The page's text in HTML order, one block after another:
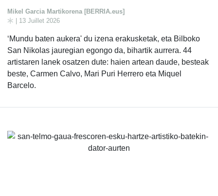
Mikel Garcia Martikorena [BERRIA.eus]
| 13 Juillet 2026
‘Mundu baten aukera' du izena erakusketak, eta Bilboko
San Nikolas jauregian egongo da, bihartik aurrera. 44
artistaren lanek osatzen dute: haien artean daude, besteak
beste, Carmen Calvo, Mari Puri Herrero eta Miquel
Barcelo.